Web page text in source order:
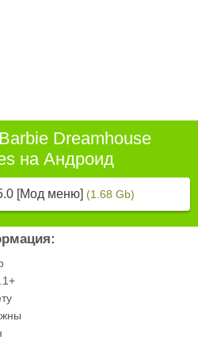
Dreamhouse
на Андроид
[Мод меню] (1.68 Gb)